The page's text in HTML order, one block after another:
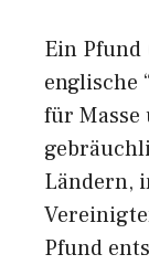
Ein Pfund
englische
für Masse
Ländern,
Pfund